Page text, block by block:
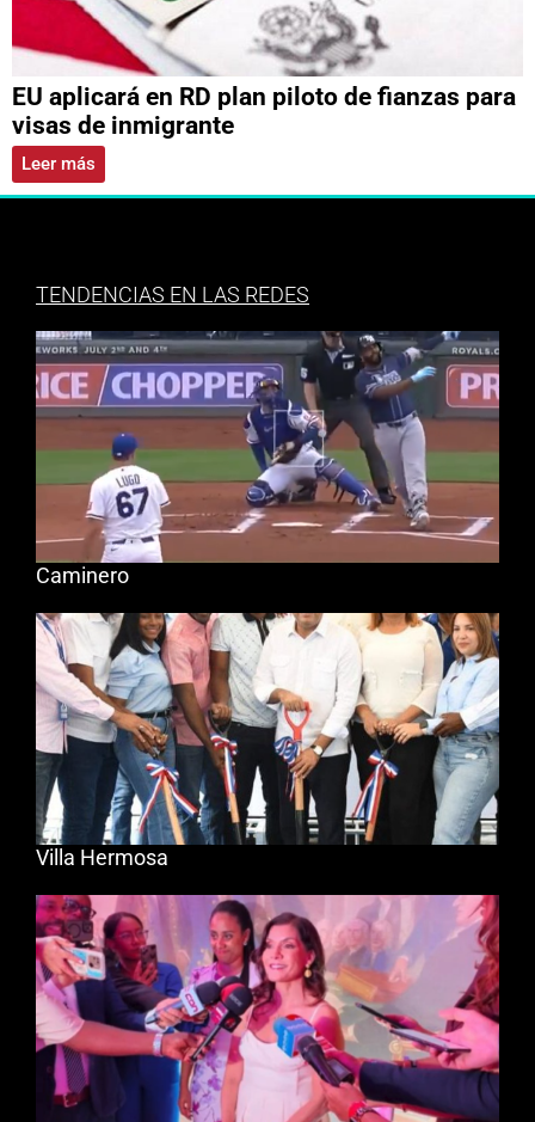
EU aplicará en RD plan piloto de fianzas para
visas de inmigrante
Leer más
TENDENCIAS EN LAS REDES
Caminero
Villa Hermosa